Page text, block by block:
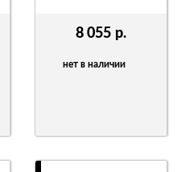
8 055 р.
нет в наличии